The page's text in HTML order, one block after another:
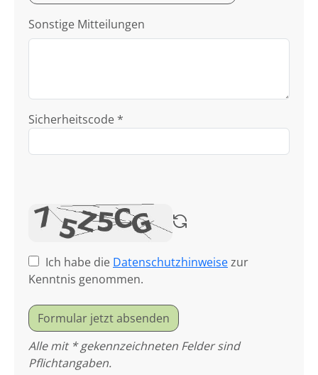
Sonstige Mitteilungen
Sicherheitscode *
Ich habe die Datenschutzhinweisezur
Kenntnis genommen.
Formular jetzt absenden
Alle mit * gekennzeichneten Felder sind
Pflichtangaben.